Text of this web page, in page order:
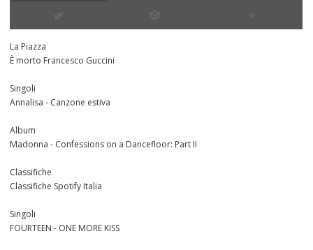
🌿 🎲 ⭐️
La Piazza
È morto Francesco Guccini
Singoli
Annalisa - Canzone estiva
Album
Madonna - Confessions on a Dancefloor: Part II
Classifiche
Classifiche Spotify Italia
Singoli
FOURTEEN - ONE MORE KISS